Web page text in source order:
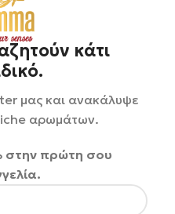
κάτι
μας και ανακάλυψε
αρωμάτων.
στην πρώτη σου